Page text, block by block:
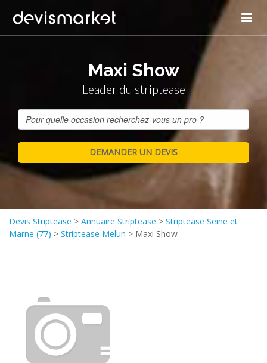
Maxi Show
Leader du striptease
Devis Striptease > Annuaire Striptease > Striptease Seine et
Marne (77) > Striptease Melun > Maxi Show